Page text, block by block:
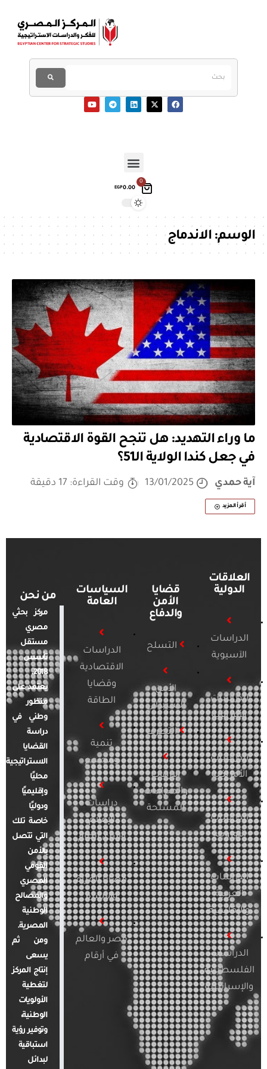
0
EGP0.00
الوسم:الاندماج
ما وراء التهديد: هل تنجح القوة الاقتصادية
في جعل كندا الولاية الـ51؟
آية حمدي 13/01/2025 وقت القراءة: 17 دقيقة
أقرأ المزيد
العلاقات
الدولية
الدراسات
الآسيوية
الدراسات
الأفريقية
الدراسات
الأمريكية
الدراسات
الأوروبية
الدراسات
العربية
والإقليمية
الدراسات
الفلسطينية
والإسرائيلية
قضايا
الأمن
والدفاع
التسلح
الأمن
السيبراني
التطرف
الإرهاب
والصراعات
المسلحة
السياسات
العامة
الدراسات
الاقتصادية
وقضايا
الطاقة
تنمية
ومجتمع
دراسات
الإعلام
والرأي العام
قضايا المرأة
والأسرة
مصر والعالم
في أرقام
من نحن
مركز بحثي
مصري
مستقل
تأسس
2018.
يعتمد على
منظور
وطني في
دراسة
القضايا
الاستراتيجية
محليًا
وإقليميًا
ودوليًا
خاصة تلك
التي تتصل
بالأمن
القومي
المصري
والمصالح
الوطنية
المصرية.
ومن ثم
يسعى
إنتاج المركز
لتغطية
الأولويات
الوطنية،
وتوفير رؤية
استباقية
لبدائل